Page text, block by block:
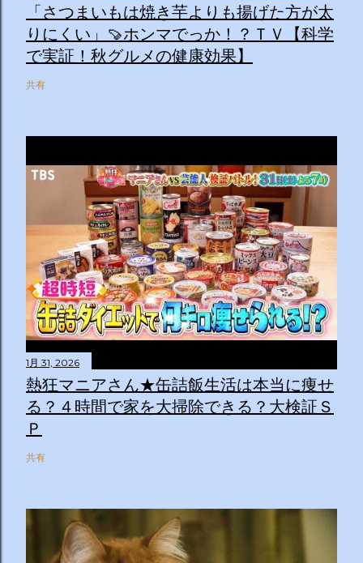
「さつまいもは焼き芋よりも揚げた方が太
りにくい」🍠ホンマでっか！？ＴＶ【科学
で実証！秋グルメの健康効果】
共有
1月 31, 2026
熱狂マニアさん★缶詰飯生活は本当に痩せ
る？４時間で家を大掃除できる？大検証Ｓ
Ｐ
共有